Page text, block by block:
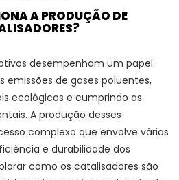
A PRODUÇÃO DE
desempenham um papel
emissões de gases poluentes,
ecológicos e cumprindo as
A produção desses
complexo que envolve várias
e durabilidade dos
como os catalisadores são